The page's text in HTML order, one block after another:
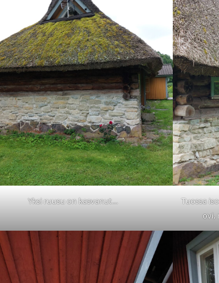
Yksi ruusu on kasvanut…
Tuossa
ovi,